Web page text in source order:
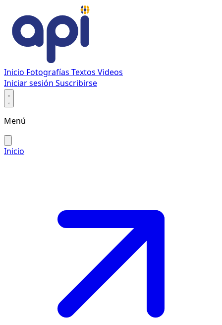
Inicio Fotografías Textos Videos
Iniciar sesión Suscribirse
Menú
Inicio